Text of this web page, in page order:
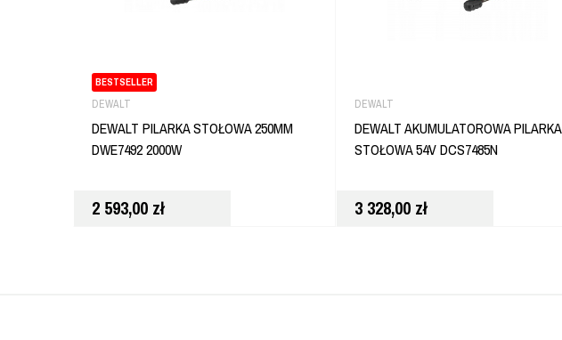
BESTSELLER
DEWALT
DEWALT PILARKA STOŁOWA 250MM
DWE7492 2000W
2 593,00 zł
DEWALT
DEWALT AKUMULATOROWA PILARKA
STOŁOWA 54V DCS7485N
3 328,00 zł